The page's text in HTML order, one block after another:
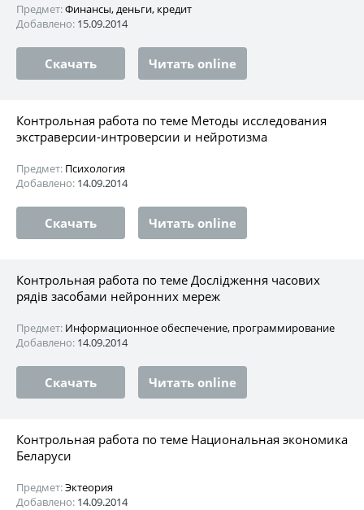
Предмет:Финансы, деньги, кредит
Добавлено: 15.09.2014
Скачать Читать online
Контрольная работа по теме Методы исследования
экстраверсии-интроверсии и нейротизма
Предмет: Психология
Добавлено: 14.09.2014
Скачать Читать online
Контрольная работа по теме Дослідження часових
рядів засобами нейронних мереж
Предмет: Информационное обеспечение, программирование
Добавлено: 14.09.2014
Скачать Читать online
Контрольная работа по теме Национальная экономика
Беларуси
Предмет:Эктеория
Добавлено: 14.09.2014